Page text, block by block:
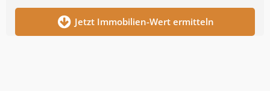
Jetzt Immobilien-Wert ermitteln